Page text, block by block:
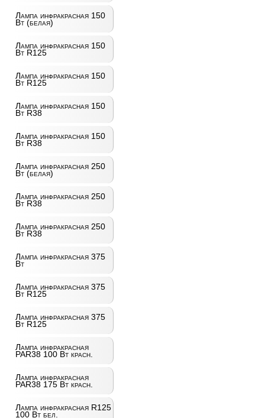
Лампа инфракрасная 150
Вт (белая)
Лампа инфракрасная 150
Вт R125
Лампа инфракрасная 150
Вт R125
Лампа инфракрасная 150
Вт R38
Лампа инфракрасная 150
Вт R38
Лампа инфракрасная 250
Вт (белая)
Лампа инфракрасная 250
Вт R38
Лампа инфракрасная 250
Вт R38
Лампа инфракрасная 375
Вт
Лампа инфракрасная 375
Вт R125
Лампа инфракрасная 375
Вт R125
Лампа инфракрасная
PAR38 100 Вт красн.
Лампа инфракрасная
PAR38 175 Вт красн.
Лампа инфракрасная R125
100 Вт бел.